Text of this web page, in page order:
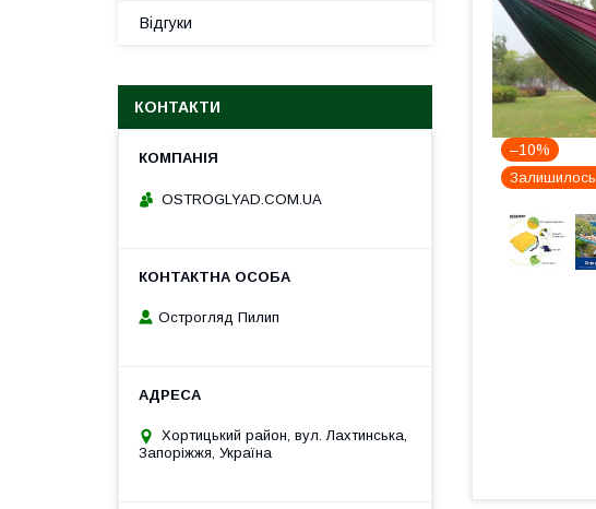
–10%
Залишилось
Відгуки
КОНТАКТИ
ОSTROGLYAD.СOM.UA
Острогляд Пилип
Хортицький район, вул. Лахтинська,
Запоріжжя, Україна